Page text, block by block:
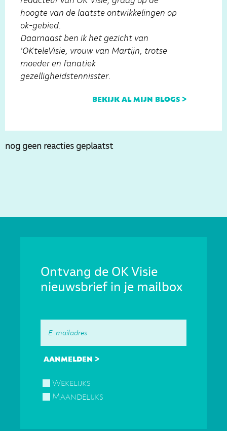
hoogte van de laatste ontwikkelingen op
ok-gebied.
Daarnaast ben ik het gezicht van
'OKteleVisie, vrouw van Martijn, trotse
moeder en fanatiek
gezelligheidstennisster.
bekijk al mijn blogs >
nog geen reacties geplaatst
Ontvang de OK Visie
nieuwsbrief in je mailbox
Wekelijks
Maandelijks